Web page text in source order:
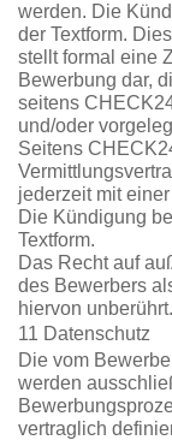
werden. Die
der Textform.
stellt formal eine
Bewerbung dar,
seitens
und/oder
Seitens
jederzeit mit
Die Kündigung
Textform.
Das Recht auf
des Bewerbers
hiervon unberührt.
11 Datenschutz
Die vom
werden
vertraglich